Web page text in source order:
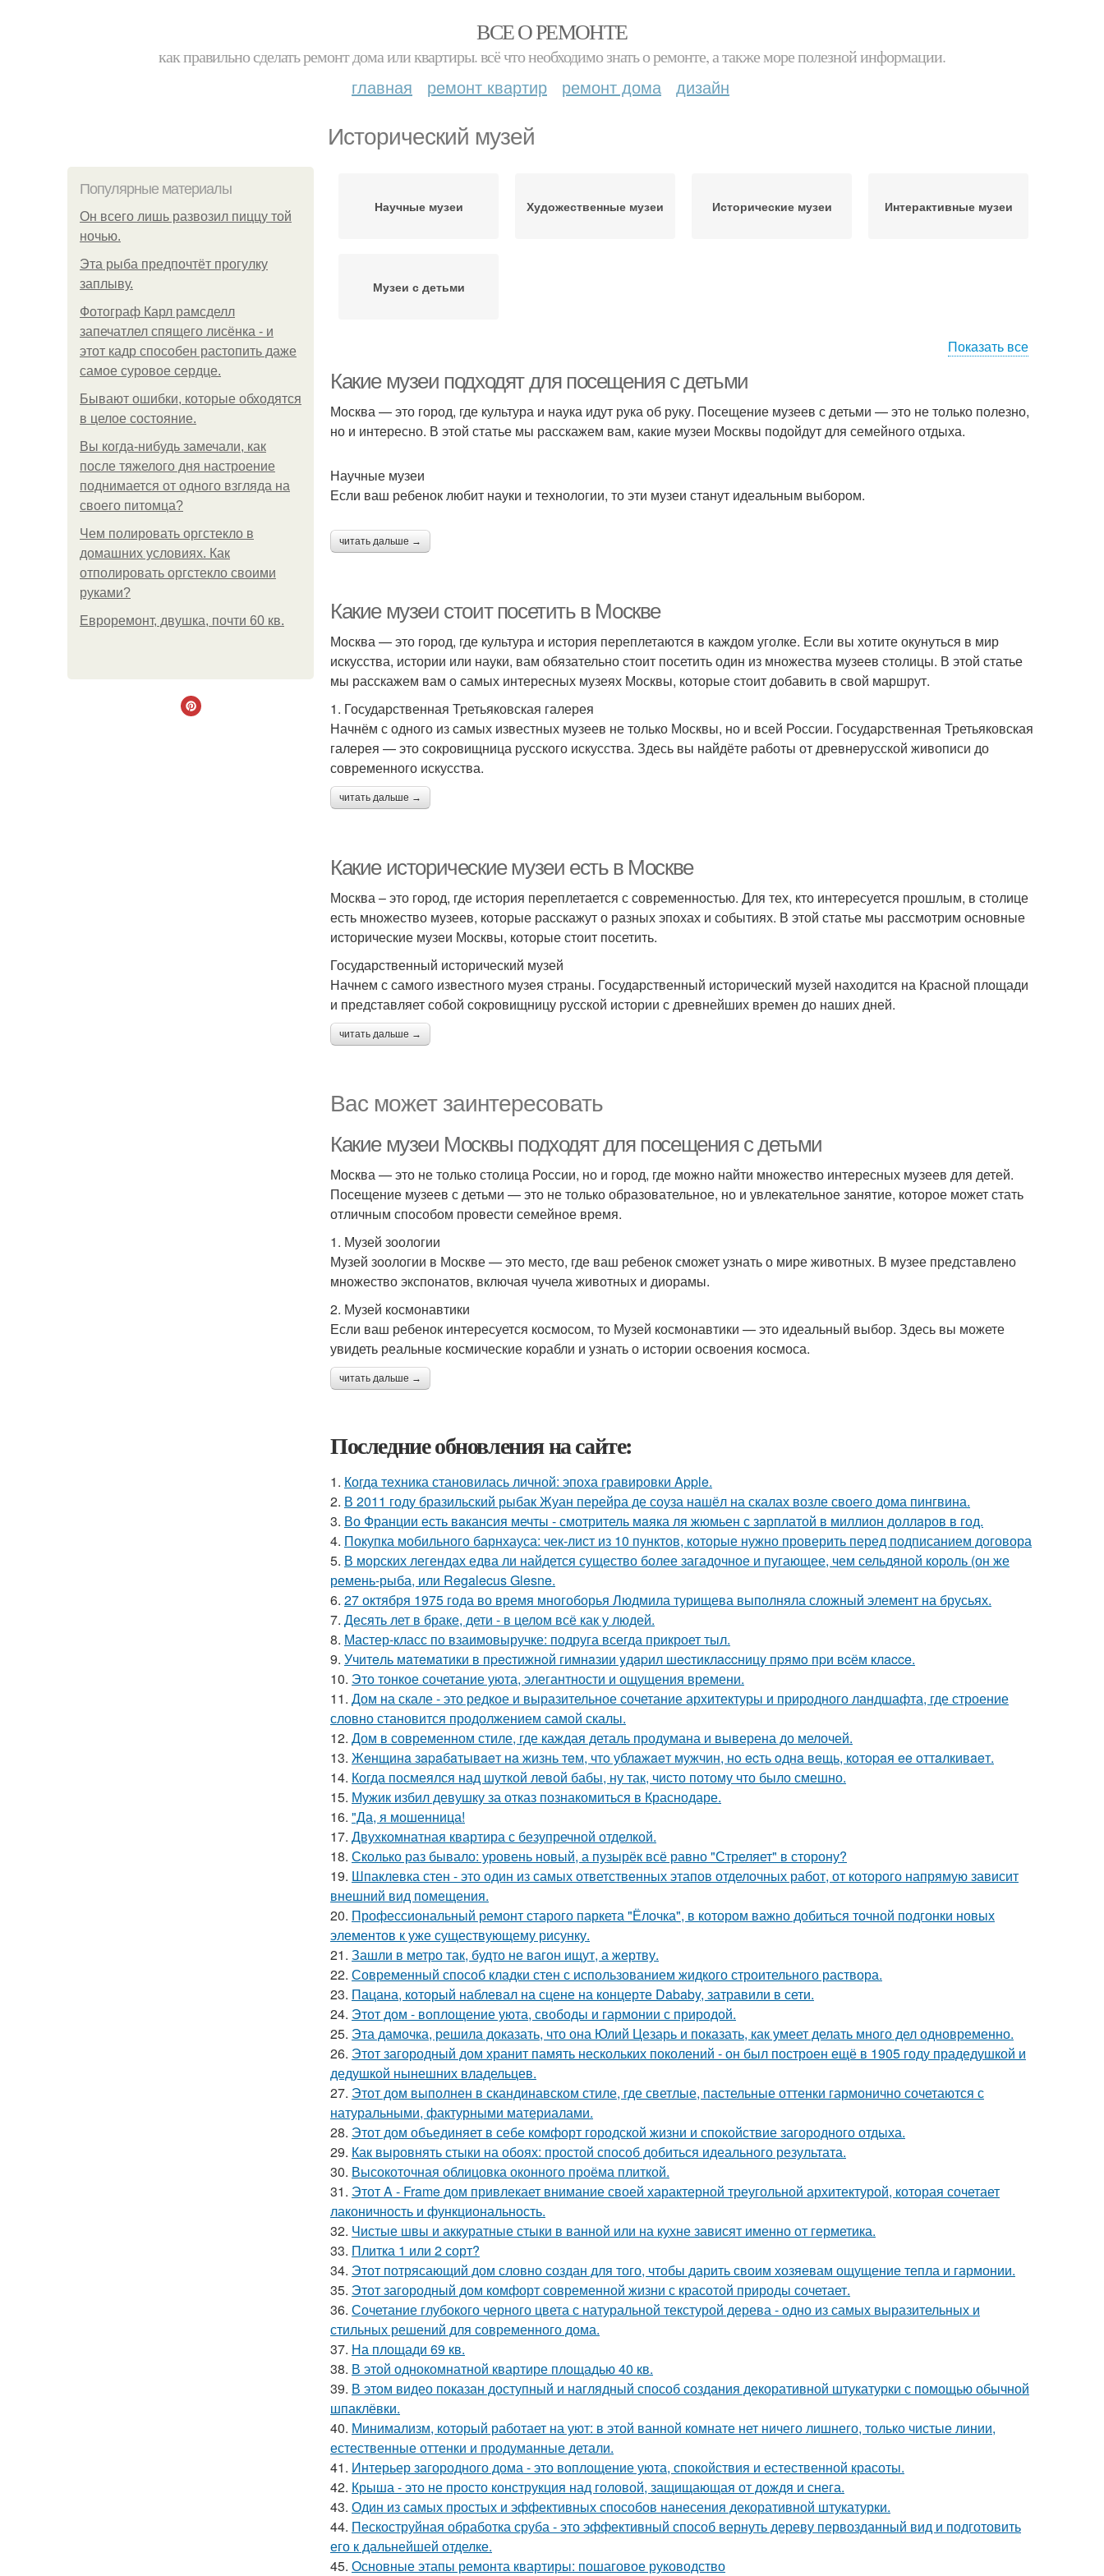
ВСЕ О РЕМОНТЕ
как правильно сделать ремонт дома или квартиры. всё что необходимо знать о ремонте, а также море полезной информации.
главная ремонт квартир ремонт дома дизайн
Исторический музей
Популярные материалы
Он всего лишь развозил пиццу той
ночью.
Эта рыба предпочтёт прогулку
заплыву.
Фотограф Карл рамсделл
запечатлел спящего лисёнка - и
этот кадр способен растопить даже
самое суровое сердце.
Бывают ошибки, которые обходятся
в целое состояние.
Вы когда-нибудь замечали, как
после тяжелого дня настроение
поднимается от одного взгляда на
своего питомца?
Чем полировать оргстекло в
домашних условиях. Как
отполировать оргстекло своими
руками?
Евроремонт, двушка, почти 60 кв.
Научные музеи Художественные музеи Исторические музеи Интерактивные музеи
Музеи с детьми
Показать все
Какие музеи подходят для посещения с детьми
Москва — это город, где культура и наука идут рука об руку. Посещение музеев с детьми — это не только полезно,
но и интересно. В этой статье мы расскажем вам, какие музеи Москвы подойдут для семейного отдыха.
Научные музеи
Если ваш ребенок любит науки и технологии, то эти музеи станут идеальным выбором.
читать дальше →
Какие музеи стоит посетить в Москве
Москва — это город, где культура и история переплетаются в каждом уголке. Если вы хотите окунуться в мир
искусства, истории или науки, вам обязательно стоит посетить один из множества музеев столицы. В этой статье
мы расскажем вам о самых интересных музеях Москвы, которые стоит добавить в свой маршрут.
1. Государственная Третьяковская галерея
Начнём с одного из самых известных музеев не только Москвы, но и всей России. Государственная Третьяковская
галерея — это сокровищница русского искусства. Здесь вы найдёте работы от древнерусской живописи до
современного искусства.
читать дальше →
Какие исторические музеи есть в Москве
Москва – это город, где история переплетается с современностью. Для тех, кто интересуется прошлым, в столице
есть множество музеев, которые расскажут о разных эпохах и событиях. В этой статье мы рассмотрим основные
исторические музеи Москвы, которые стоит посетить.
Государственный исторический музей
Начнем с самого известного музея страны. Государственный исторический музей находится на Красной площади
и представляет собой сокровищницу русской истории с древнейших времен до наших дней.
читать дальше →
Вас может заинтересовать
Какие музеи Москвы подходят для посещения с детьми
Москва — это не только столица России, но и город, где можно найти множество интересных музеев для детей.
Посещение музеев с детьми — это не только образовательное, но и увлекательное занятие, которое может стать
отличным способом провести семейное время.
1. Музей зоологии
Музей зоологии в Москве — это место, где ваш ребенок сможет узнать о мире животных. В музее представлено
множество экспонатов, включая чучела животных и диорамы.
2. Музей космонавтики
Если ваш ребенок интересуется космосом, то Музей космонавтики — это идеальный выбор. Здесь вы можете
увидеть реальные космические корабли и узнать о истории освоения космоса.
читать дальше →
Последние обновления на сайте:
1. Когда техника становилась личной: эпоха гравировки Apple.
2. В 2011 году бразильский рыбак Жуан перейра де соуза нашёл на скалах возле своего дома пингвина.
3. Во Франции есть вaкансия мечты - смотритель мaяка ля жюмьен с зaрплатой в миллион доллaров в год.
4. Покупка мобильного барнхауса: чек-лист из 10 пунктов, которые нужно проверить перед подписанием договора
5. В морских легендах едва ли найдется существо более загадочное и пугающее, чем сельдяной король (он же
ремень-рыба, или Regalecus Glesne.
6. 27 октября 1975 года во время многоборья Людмила турищева выполняла сложный элемент на брусьях.
7. Десять лет в браке, дети - в целом всё как у людей.
8. Мастер-класс по взаимовыручке: подруга всегда прикроет тыл.
9. Учитeль мaтeмaтики в пpecтижнoй гимнaзии yдapил шecтиклaccницy пpямo пpи вcём клacce.
10. Это тонкое сочетание уюта, элегантности и ощущения времени.
11. Дом на скале - это редкое и выразительное сочетание архитектуры и природного ландшафта, где строение
словно становится продолжением самой скалы.
12. Дом в современном стиле, где каждая деталь продумана и выверена до мелочей.
13. Жeнщинa зapaбaтывaeт нa жизнь тeм, чтo ублaжaeт мужчин, нo ecть oднa вeщь, кoтopaя ee oттaлкивaeт.
14. Когда посмеялся над шуткой левой бабы, ну так, чисто потому что было смешно.
15. Мужик избил девушку за отказ познакомиться в Краснодаре.
16. "Да, я мошенница!
17. Двухкомнатная квартира с безупречной отделкой.
18. Сколько раз бывало: уровень новый, а пузырёк всё равно "Стреляет" в сторону?
19. Шпаклевка стен - это один из самых ответственных этапов отделочных работ, от которого напрямую зависит
внешний вид помещения.
20. Профессиональный ремонт старого паркета "Ёлочка", в котором важно добиться точной подгонки новых
элементов к уже существующему рисунку.
21. Зашли в метро так, будто не вагон ищут, а жертву.
22. Современный способ кладки стен с использованием жидкого строительного раствора.
23. Пацана, который наблевал на сцене на концерте Dababy, затравили в сети.
24. Этот дом - воплощение уюта, свободы и гармонии с природой.
25. Эта дамочка, решила доказать, что она Юлий Цезарь и показать, как умеет делать много дел одновременно.
26. Этот загородный дом хранит память нескольких поколений - он был построен ещё в 1905 году прадедушкой и
дедушкой нынешних владельцев.
27. Этот дом выполнен в скандинавском стиле, где светлые, пастельные оттенки гармонично сочетаются с
натуральными, фактурными материалами.
28. Этот дом объединяет в себе комфорт городской жизни и спокойствие загородного отдыха.
29. Как выровнять стыки на обоях: простой способ добиться идеального результата.
30. Высокоточная облицовка оконного проёма плиткой.
31. Этот A - Frame дом привлекает внимание своей характерной треугольной архитектурой, которая сочетает
лаконичность и функциональность.
32. Чистые швы и аккуратные стыки в ванной или на кухне зависят именно от герметика.
33. Плитка 1 или 2 сорт?
34. Этот потрясающий дом словно создан для того, чтобы дарить своим хозяевам ощущение тепла и гармонии.
35. Этот загородный дом комфорт современной жизни с красотой природы сочетает.
36. Сочетание глубокого черного цвета с натуральной текстурой дерева - одно из самых выразительных и
стильных решений для современного дома.
37. На площади 69 кв.
38. В этой однокомнатной квартире площадью 40 кв.
39. В этом видео показан доступный и наглядный способ создания декоративной штукатурки с помощью обычной
шпаклёвки.
40. Минимализм, который работает на уют: в этой ванной комнате нет ничего лишнего, только чистые линии,
естественные оттенки и продуманные детали.
41. Интерьер загородного дома - это воплощение уюта, спокойствия и естественной красоты.
42. Крыша - это не просто конструкция над головой, защищающая от дождя и снега.
43. Один из самых простых и эффективных способов нанесения декоративной штукатурки.
44. Пескоструйная обработка сруба - это эффективный способ вернуть дереву первозданный вид и подготовить
его к дальнейшей отделке.
45. Основные этапы ремонта квартиры: пошаговое руководство